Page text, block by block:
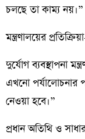
চলছে তা কাম্য নয়।”
মন্ত্রণালয়ের
দুর্যোগ ব্যবস্থাপনা
এখনো পর্যালোচনার
নেওয়া হবে।”
প্রধান অতিথি ও